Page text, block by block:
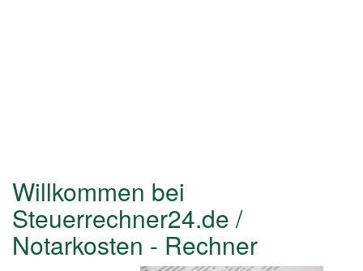
Willkommen bei
Steuerrechner24.de /
Notarkosten - Rechner